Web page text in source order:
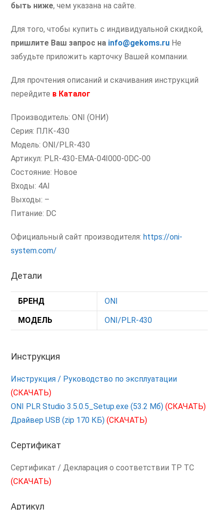
быть ниже, чем указана на сайте.
Для того, чтобы купить с индивидуальной скидкой,
пришлите Ваш запрос на info@gekoms.ru Не
забудьте приложить карточку Вашей компании.
Для прочтения описаний и скачивания инструкций
перейдите в Каталог
Производитель: ONI (ОНИ)
Серия: ПЛК-430
Модель: ONI/PLR-430
Артикул: PLR-430-EMA-04I000-0DC-00
Состояние: Новое
Входы: 4AI
Выходы: –
Питание: DC
Официальный сайт производителя:https://oni-
system.com/
Детали
БРЕНД ONI
МОДЕЛЬ ONI/PLR-430
Инструкция
Инструкция / Руководство по эксплуатации
(СКАЧАТЬ)
ONI PLR Studio 3.5.0.5_Setup.exe (53.2 Мб)(СКАЧАТЬ)
Драйвер USB (zip 170 КБ)(СКАЧАТЬ)
Сертификат
Сертификат / Декларация о соответствии ТР ТС
(СКАЧАТЬ)
Артикул